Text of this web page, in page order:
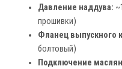
Давление наддува:
прошивки)
Фланец выпускного
болтовый)
Подключение